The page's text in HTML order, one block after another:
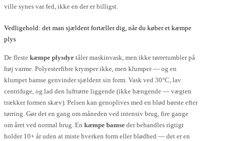
ville synes var fed, ikke en der er billigst.
Vedligehold: det man sjældent fortæller dig, når du køber et kæmpe
plys
De fleste kæmpe plysdyr tåler maskinvask, men ikke tørretumbler på
høj varme. Polyesterfibre krymper ikke, men klumper — og en
klumpet bamse genvinder sjældent sin form. Vask ved 30°C, lav
centrifuge, og lad den lufttørre liggende (ikke hængende — vægten
trækker formen skæv). Pelsen kan genoplives med en blød børste efter
tørring. Gør det en gang om måneden ved intensiv brug, fire gange
om året ved normal brug. En kæmpe bamse der behandles rigtigt
holder 10+ år uden at miste hverken form eller blødhed — det er en